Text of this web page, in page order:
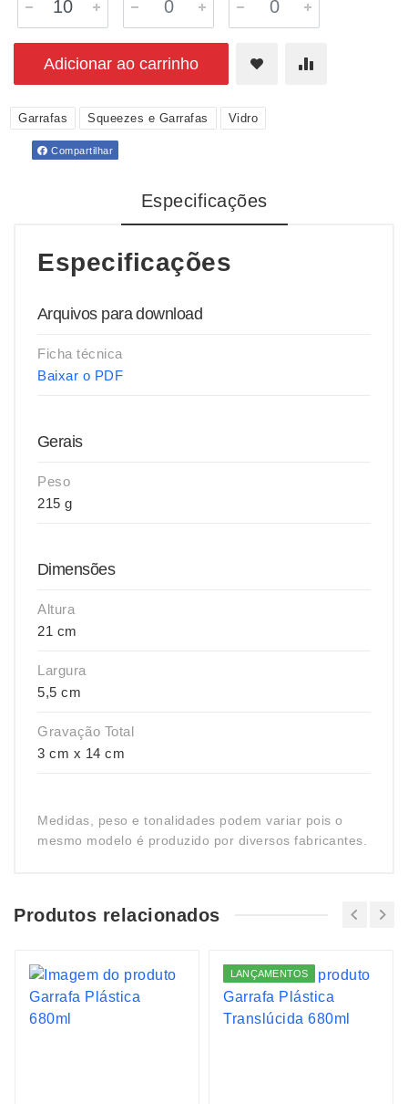
Adicionar ao carrinho
Garrafas Squeezes e Garrafas Vidro
Compartilhar
Especificações
Especificações
Arquivos para download
Ficha técnica
Baixar o PDF
Gerais
Peso
215 g
Dimensões
Altura
21 cm
Largura
5,5 cm
Gravação Total
3 cm x 14 cm
Medidas, peso e tonalidades podem variar pois o
mesmo modelo é produzido por diversos fabricantes.
Produtos relacionados
LANÇAMENTOS